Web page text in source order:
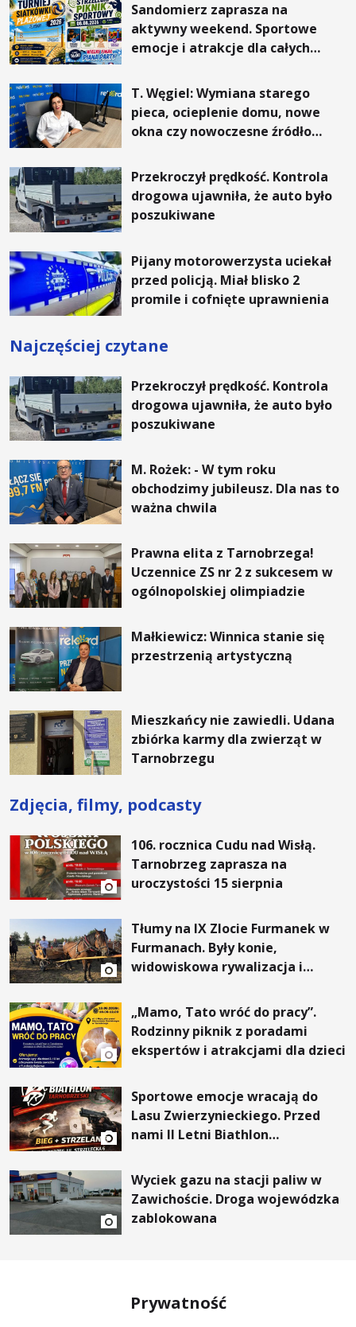
Sandomierz zaprasza na
aktywny weekend. Sportowe
emocje i atrakcje dla całych
T. Węgiel: Wymiana starego
pieca, ocieplenie domu, nowe
okna czy nowoczesne źródło
rachunki za energię, lepszy
komfort życia i... czystsze
powietrze
Przekroczył prędkość. Kontrola
drogowa ujawniła, że auto było
poszukiwane
Pijany motorowerzysta uciekał
przed policją. Miał blisko 2
promile i cofnięte uprawnienia
Najczęściej czytane
Przekroczył prędkość. Kontrola
drogowa ujawniła, że auto było
poszukiwane
M. Rożek: - W tym roku
obchodzimy jubileusz. Dla nas to
ważna chwila
Prawna elita z Tarnobrzega!
Uczennice ZS nr 2 z sukcesem w
ogólnopolskiej olimpiadzie
Małkiewicz: Winnica stanie się
przestrzenią artystyczną
Mieszkańcy nie zawiedli. Udana
zbiórka karmy dla zwierząt w
Tarnobrzegu
Zdjęcia, filmy, podcasty
106. rocznica Cudu nad Wisłą.
Tarnobrzeg zaprasza na
uroczystości 15 sierpnia
Tłumy na IX Zlocie Furmanek w
Furmanach. Były konie,
widowiskowa rywalizacja i
„Mamo, Tato wróć do pracy”.
Rodzinny piknik z poradami
ekspertów i atrakcjami dla dzieci
Sportowe emocje wracają do
Lasu Zwierzynieckiego. Przed
nami II Letni Biathlon
Wyciek gazu na stacji paliw w
Zawichoście. Droga wojewódzka
zablokowana
Prywatność